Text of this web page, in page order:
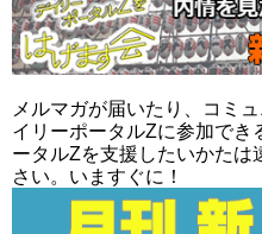
メルマガが届いたり、コミ
イリーポータルZに参加でき
ータルZを支援したいかたは
さい。いますぐに！